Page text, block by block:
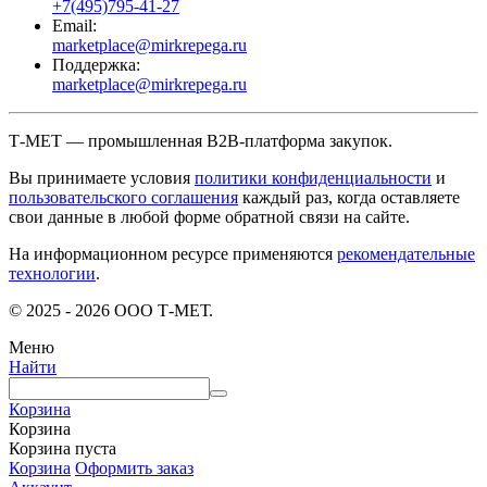
+7(495)795-41-27
Email:
marketplace@mirkrepega.ru
Поддержка:
marketplace@mirkrepega.ru
Т-МЕТ — промышленная B2B-платформа закупок.
Вы принимаете условия политики конфиденциальности и
пользовательского соглашения каждый раз, когда оставляете
свои данные в любой форме обратной связи на сайте.
На информационном ресурсе применяются рекомендательные
технологии.
© 2025 - 2026 ООО Т-МЕТ.
Меню
Найти
Корзина
Корзина
Корзина пуста
Корзина Оформить заказ